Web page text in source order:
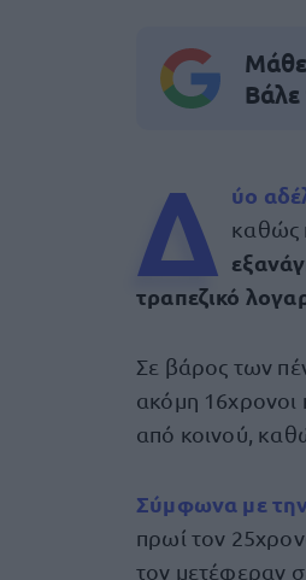
Μάθε
Δ ύο
καθώς
τραπεζικό
Σε βάρος των
ακόμη 16χρονοι
από κοινού,
Σύμφωνα με
πρωί τον
τον μετέφεραν